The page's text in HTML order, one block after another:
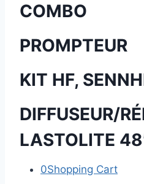
COMBO
PROMPTEUR
KIT HF,
DIFFUSEUR/
LASTOLITE
0Shopping Cart